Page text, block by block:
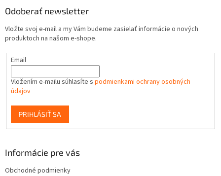
Odoberať newsletter
Vložte svoj e-mail a my Vám budeme zasielať informácie o nových
produktoch na našom e-shope.
Email
Vložením e-mailu súhlasíte s podmienkami ochrany osobných
údajov
PRIHLÁSIŤ SA
Informácie pre vás
Obchodné podmienky